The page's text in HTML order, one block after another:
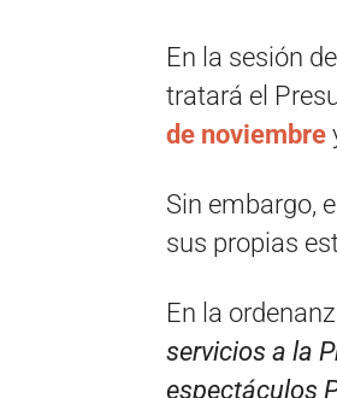
En la sesión
tratará el
de noviembre
Sin embargo,
sus propias
En la
servicios a la
espectáculos